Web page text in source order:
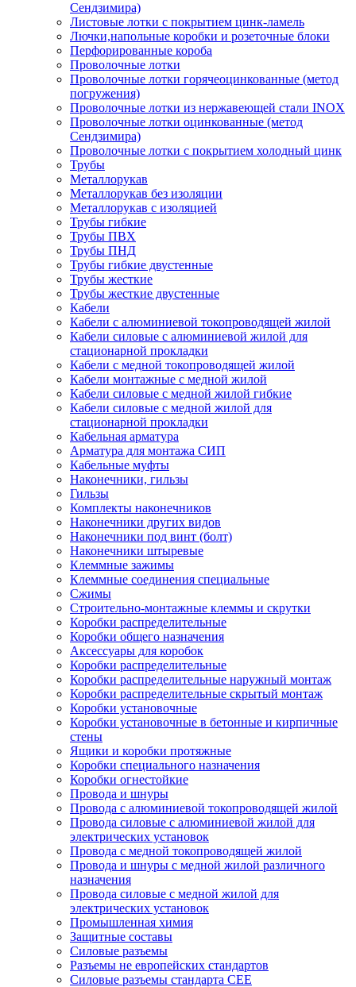
Сендзимира)
Листовые лотки с покрытием цинк-ламель
Лючки,напольные коробки и розеточные блоки
Перфорированные короба
Проволочные лотки
Проволочные лотки горячеоцинкованные (метод
погружения)
Проволочные лотки из нержавеющей стали INOX
Проволочные лотки оцинкованные (метод
Сендзимира)
Проволочные лотки с покрытием холодный цинк
Трубы
Металлорукав
Металлорукав без изоляции
Металлорукав с изоляцией
Трубы гибкие
Трубы ПВХ
Трубы ПНД
Трубы гибкие двустенные
Трубы жесткие
Трубы жесткие двустенные
Кабели
Кабели с алюминиевой токопроводящей жилой
Кабели силовые с алюминиевой жилой для
стационарной прокладки
Кабели с медной токопроводящей жилой
Кабели монтажные с медной жилой
Кабели силовые с медной жилой гибкие
Кабели силовые с медной жилой для
стационарной прокладки
Кабельная арматура
Арматура для монтажа СИП
Кабельные муфты
Наконечники, гильзы
Гильзы
Комплекты наконечников
Наконечники других видов
Наконечники под винт (болт)
Наконечники штыревые
Клеммные зажимы
Клеммные соединения специальные
Сжимы
Строительно-монтажные клеммы и скрутки
Коробки распределительные
Коробки общего назначения
Аксессуары для коробок
Коробки распределительные
Коробки распределительные наружный монтаж
Коробки распределительные скрытый монтаж
Коробки установочные
Коробки установочные в бетонные и кирпичные
стены
Ящики и коробки протяжные
Коробки специального назначения
Коробки огнестойкие
Провода и шнуры
Провода с алюминиевой токопроводящей жилой
Провода силовые с алюминиевой жилой для
электрических установок
Провода с медной токопроводящей жилой
Провода и шнуры с медной жилой различного
назначения
Провода силовые с медной жилой для
электрических установок
Промышленная химия
Защитные составы
Силовые разъемы
Разъемы не европейских стандартов
Силовые разъемы стандарта CEE